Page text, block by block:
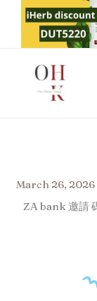
content
March 26, 2026
ZA bank 邀請